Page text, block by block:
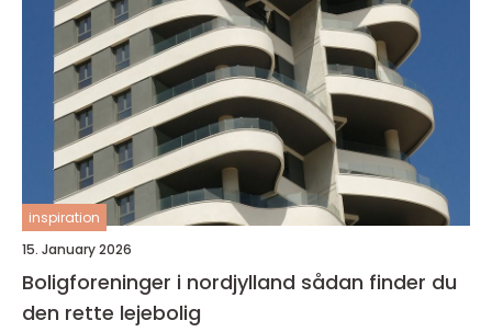
inspiration
15. January 2026
Boligforeninger i nordjylland sådan finder du
den rette lejebolig